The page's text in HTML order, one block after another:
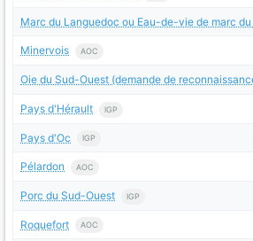
Marc du Languedoc ou Eau-de-vie de marc
Minervois AOC
Oie du Sud-Ouest (demande de
Pays d'Hérault IGP
Pays d'Oc IGP
Pélardon AOC
Porc du Sud-Ouest IGP
Roquefort AOC